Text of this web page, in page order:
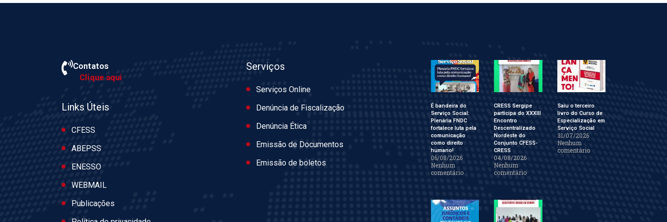
Contatos
Clique aqui
Links Úteis
CFESS
ABEPSS
ENESSO
WEBMAIL
Publicações
Serviços
Serviços Online
Denúncia de Fiscalização
Denúncia Ética
Emissão de Documentos
Emissão de boletos
É bandeira do
Serviço Social:
Plenária FNDC
fortalece luta pela
comunicação
como direito
humano!
06/08/2026
Nenhum
comentário
CRESS Sergipe
participa do XXXIII
Encontro
Descentralizado
Nordeste do
Conjunto CFESS-
CRESS
04/08/2026
Nenhum
comentário
Saiu o terceiro
livro do Curso de
Especialização em
Serviço Social
31/07/2026
Nenhum
comentário